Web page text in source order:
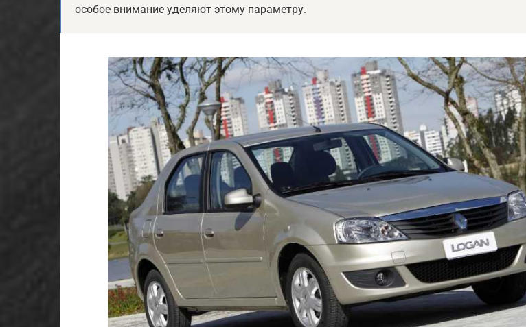
особое внимание уделяют этому параметру.